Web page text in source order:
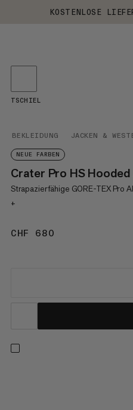
KOSTENLOSE
BEKLEIDUNG JACKEN &
NEUE FARBEN
Crater Pro HS
Strapazierfähige GORE-TEX Pro
+
CHF 680
TSCHIEL